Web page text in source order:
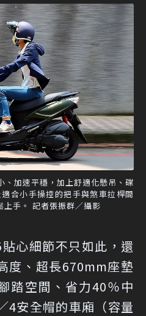
、加速平穩，加上舒適化懸吊、碟
合小手操控的把手與煞車拉桿間
上手。 記者張振群／攝影
心細節不只如此，還
度、超長670mm座墊
踏空間、省力40％中
4安全帽的車廂（容量